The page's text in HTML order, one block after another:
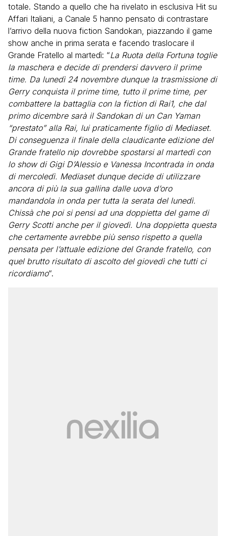
totale. Stando a quello che ha rivelato in esclusiva Hit su
Affari Italiani, a Canale 5 hanno pensato di contrastare
l’arrivo della nuova fiction Sandokan, piazzando il game
show anche in prima serata e facendo traslocare il
Grande Fratello al martedì: “La Ruota della Fortuna toglie
la maschera e decide di prendersi davvero il prime
time. Da lunedì 24 novembre dunque la trasmissione di
Gerry conquista il prime time, tutto il prime time, per
combattere la battaglia con la fiction di Rai1, che dal
primo dicembre sarà il Sandokan di un Can Yaman
“prestato” alla Rai, lui praticamente figlio di Mediaset.
Di conseguenza il finale della claudicante edizione del
Grande fratello nip dovrebbe spostarsi al martedì con
lo show di Gigi D’Alessio e Vanessa Incontrada in onda
di mercoledì. Mediaset dunque decide di utilizzare
ancora di più la sua gallina dalle uova d’oro
mandandola in onda per tutta la serata del lunedì.
Chissà che poi si pensi ad una doppietta del game di
Gerry Scotti anche per il giovedì. Una doppietta questa
che certamente avrebbe più senso rispetto a quella
pensata per l’attuale edizione del Grande fratello, con
quel brutto risultato di ascolto del giovedì che tutti ci
ricordiamo“.